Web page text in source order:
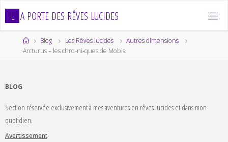
L A PORTE DES RÊVES LUCIDES
HomeBlog Les Rêves lucides
Autres dimensions
Arcturus – les chro-ni-ques de Mobis
BLOG
Section réservée exclusivement à mes aventures en rêves lucides et dans mon
quotidien.
Avertissement